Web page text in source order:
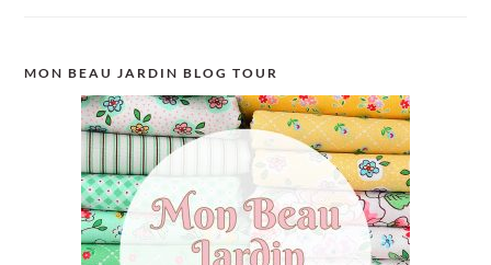
MON BEAU JARDIN BLOG TOUR